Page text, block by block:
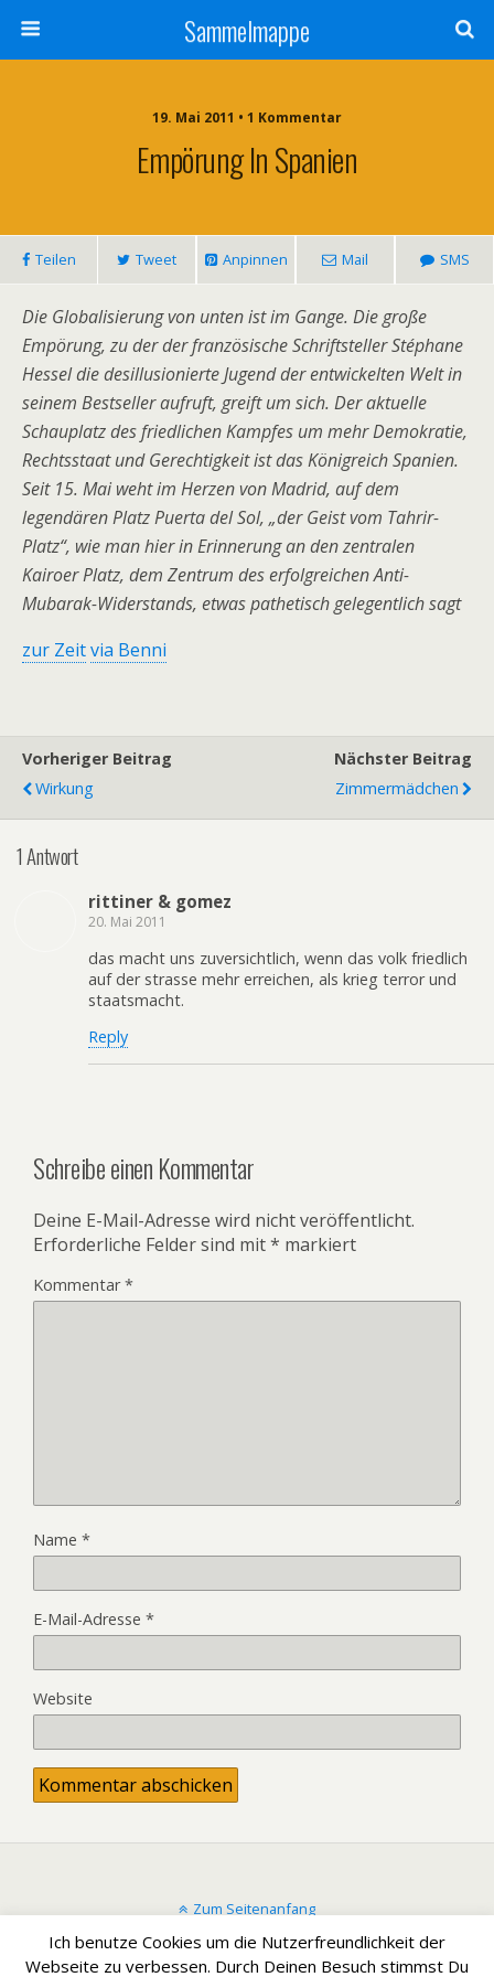
Sammelmappe
19. Mai 2011 • 1 Kommentar
Empörung In Spanien
Teilen Tweet Anpinnen Mail SMS
Die Globalisierung von unten ist im Gange. Die große
Empörung, zu der der französische Schriftsteller Stéphane
Hessel die desillusionierte Jugend der entwickelten Welt in
seinem Bestseller aufruft, greift um sich. Der aktuelle
Schauplatz des friedlichen Kampfes um mehr Demokratie,
Rechtsstaat und Gerechtigkeit ist das Königreich Spanien.
Seit 15. Mai weht im Herzen von Madrid, auf dem
legendären Platz Puerta del Sol, „der Geist vom Tahrir-
Platz“, wie man hier in Erinnerung an den zentralen
Kairoer Platz, dem Zentrum des erfolgreichen Anti-
Mubarak-Widerstands, etwas pathetisch gelegentlich sagt
zur Zeitvia Benni
Vorheriger Beitrag
Wirkung
Nächster Beitrag
Zimmermädchen
1 Antwort
rittiner & gomez
20. Mai 2011
das macht uns zuversichtlich, wenn das volk friedlich
auf der strasse mehr erreichen, als krieg terror und
staatsmacht.
Reply
Schreibe einen Kommentar
Deine E-Mail-Adresse wird nicht veröffentlicht.
Erforderliche Felder sind mit* markiert
Kommentar*
Name *
E-Mail-Adresse *
Website
Zum Seitenanfang
Mobil Desktop
Ich benutze Cookies um die Nutzerfreundlichkeit der
Webseite zu verbessen. Durch Deinen Besuch stimmst Du